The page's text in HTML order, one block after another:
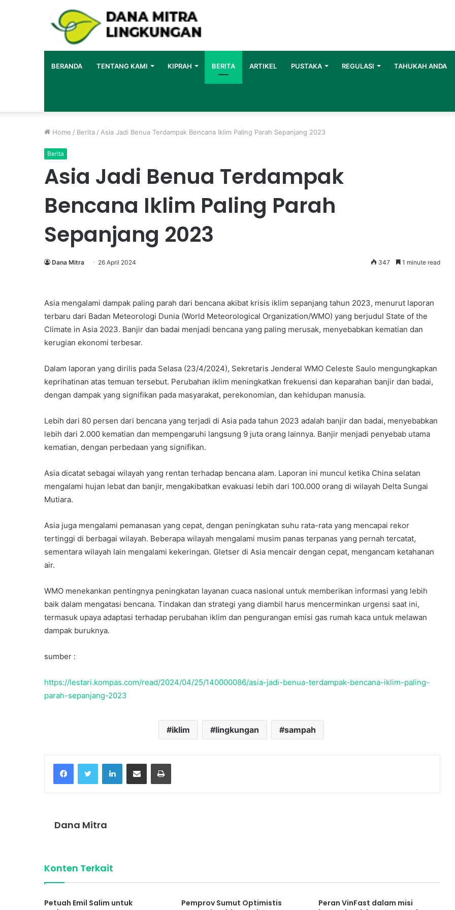
BERANDA TENTANG KAMI KIPRAH BERITA ARTIKEL PUSTAKA REGULASI TAHUKAH ANDA
Home / Berita / Asia Jadi Benua Terdampak Bencana Iklim Paling Parah Sepanjang 2023
Berita
Asia Jadi Benua Terdampak
Bencana Iklim Paling Parah
Sepanjang 2023
Dana Mitra 26 April 2024 347 1 minute read
Asia mengalami dampak paling parah dari bencana akibat krisis iklim sepanjang tahun 2023, menurut laporan
terbaru dari Badan Meteorologi Dunia (World Meteorological Organization/WMO) yang berjudul State of the
Climate in Asia 2023. Banjir dan badai menjadi bencana yang paling merusak, menyebabkan kematian dan
kerugian ekonomi terbesar.
Dalam laporan yang dirilis pada Selasa (23/4/2024), Sekretaris Jenderal WMO Celeste Saulo mengungkapkan
keprihatinan atas temuan tersebut. Perubahan iklim meningkatkan frekuensi dan keparahan banjir dan badai,
dengan dampak yang signifikan pada masyarakat, perekonomian, dan kehidupan manusia.
Lebih dari 80 persen dari bencana yang terjadi di Asia pada tahun 2023 adalah banjir dan badai, menyebabkan
lebih dari 2.000 kematian dan mempengaruhi langsung 9 juta orang lainnya. Banjir menjadi penyebab utama
kematian, dengan perbedaan yang signifikan.
Asia dicatat sebagai wilayah yang rentan terhadap bencana alam. Laporan ini muncul ketika China selatan
mengalami hujan lebat dan banjir, mengakibatkan evakuasi lebih dari 100.000 orang di wilayah Delta Sungai
Mutiara.
Asia juga mengalami pemanasan yang cepat, dengan peningkatan suhu rata-rata yang mencapai rekor
tertinggi di berbagai wilayah. Beberapa wilayah mengalami musim panas terpanas yang pernah tercatat,
sementara wilayah lain mengalami kekeringan. Gletser di Asia mencair dengan cepat, mengancam ketahanan
air.
WMO menekankan pentingnya peningkatan layanan cuaca nasional untuk memberikan informasi yang lebih
baik dalam mengatasi bencana. Tindakan dan strategi yang diambil harus mencerminkan urgensi saat ini,
termasuk upaya adaptasi terhadap perubahan iklim dan pengurangan emisi gas rumah kaca untuk melawan
dampak buruknya.
sumber :
https://lestari.kompas.com/read/2024/04/25/140000086/asia-jadi-benua-terdampak-bencana-iklim-paling-
parah-sepanjang-2023
iklim lingkungan sampah
FacebookTwitter LinkedInShare via Email Print
Dana Mitra
Konten Terkait
Petuah Emil Salim untuk
Pemprov Sumut Optimistis
Peran VinFast dalam misi
Dana
Mitra
Lingkungan
Dana Mitra Lingkungan (MP-DML)
Samijaga